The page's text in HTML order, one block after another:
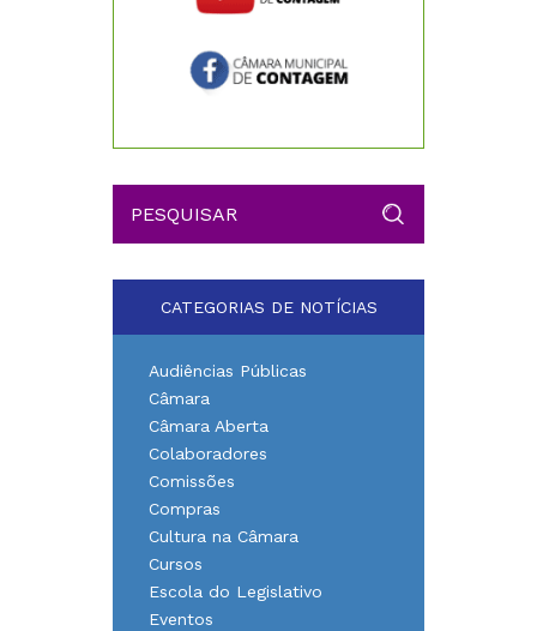
CATEGORIAS DE NOTÍCIAS
Audiências Públicas
Câmara
Câmara Aberta
Colaboradores
Comissões
Compras
Cultura na Câmara
Cursos
Escola do Legislativo
Eventos